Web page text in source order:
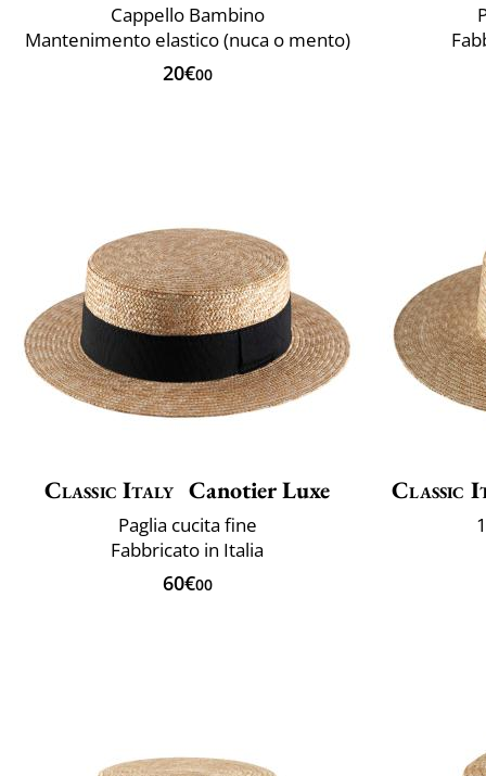
Cappello Bambino
Mantenimento elastico (nuca o mento)
20€00
Classic Italy Canotier Luxe
Paglia cucita fine
Fabbricato in Italia
60€00
Classic